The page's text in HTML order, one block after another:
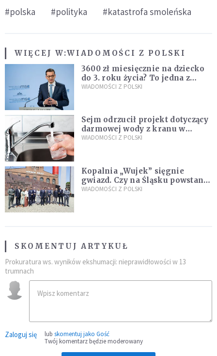
#polska #polityka #katastrofa smoleńska
WIĘCEJ W:WIADOMOŚCI Z POLSKI
3600 zł miesięcznie na dziecko
do 3. roku życia? To jedna z
propozycji programu "Rozwój
WIADOMOŚCI Z POLSKI
Sejm odrzucił projekt dotyczący
darmowej wody z kranu w
restauracjach
WIADOMOŚCI Z POLSKI
Kopalnia „Wujek” sięgnie
gwiazd. Czy na Śląsku powstanie
„Dolina Krzemowa”?
WIADOMOŚCI Z POLSKI
SKOMENTUJ ARTYKUŁ
Prokuratura ws. wyników ekshumacji: nieprawidłowości w 13
trumnach
Zaloguj się lub skomentuj jako Gość
Twój komentarz będzie moderowany